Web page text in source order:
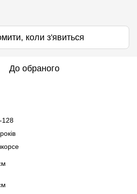
коли з'явиться
До обраного
128